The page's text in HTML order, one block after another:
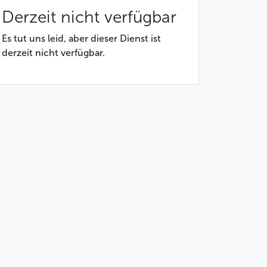
Derzeit nicht verfügbar
Es tut uns leid, aber dieser Dienst ist
derzeit nicht verfügbar.